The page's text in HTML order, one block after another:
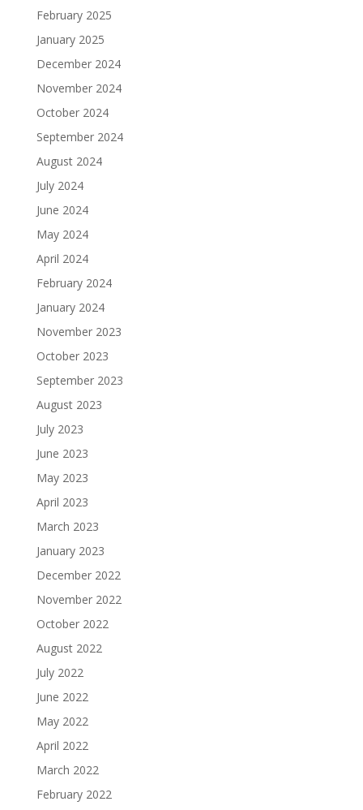
February 2025
January 2025
December 2024
November 2024
October 2024
September 2024
August 2024
July 2024
June 2024
May 2024
April 2024
February 2024
January 2024
November 2023
October 2023
September 2023
August 2023
July 2023
June 2023
May 2023
April 2023
March 2023
January 2023
December 2022
November 2022
October 2022
August 2022
July 2022
June 2022
May 2022
April 2022
March 2022
February 2022